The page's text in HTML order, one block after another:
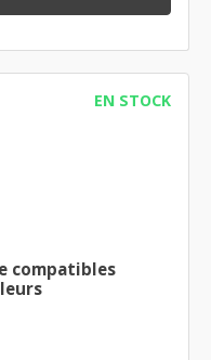
EN STOCK
compatibles